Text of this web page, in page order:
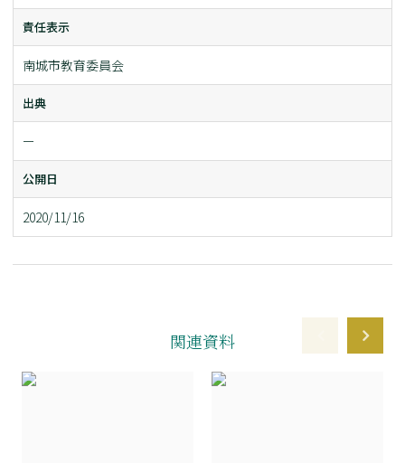
責任表示
南城市教育委員会
出典
ー
公開日
2020/11/16
関連資料